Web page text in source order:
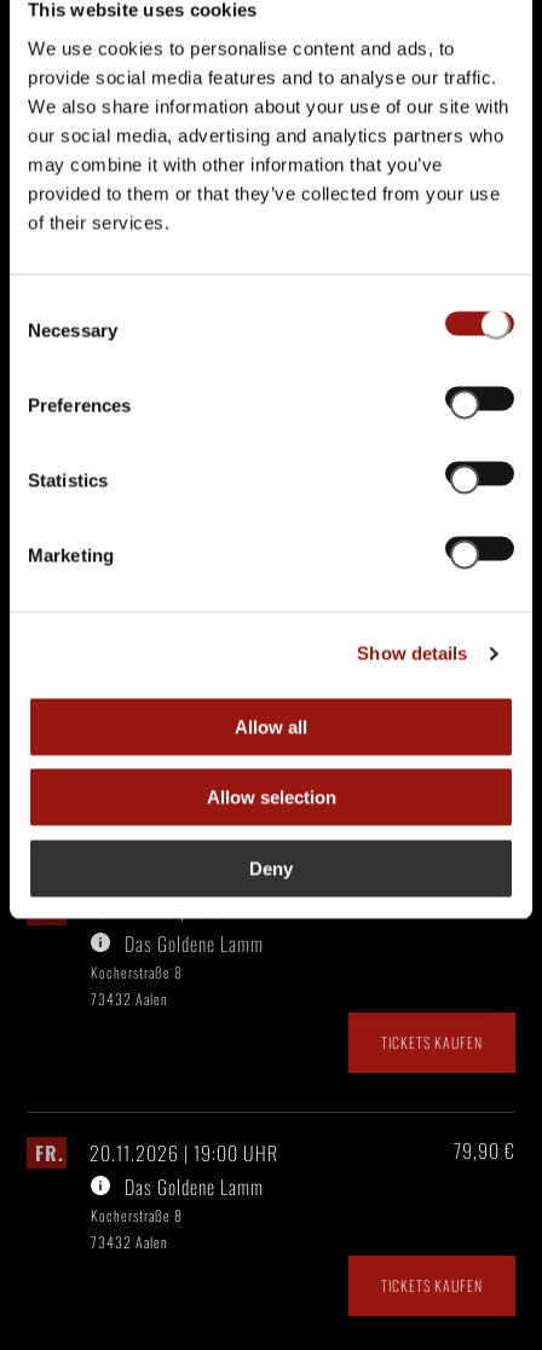
This website uses cookies
We use cookies to personalise content and ads, to
provide social media features and to analyse our traffic.
We also share information about your use of our site with
our social media, advertising and analytics partners who
may combine it with other information that you’ve
provided to them or that they’ve collected from your use
of their services.
Selection
Necessary
Preferences
Statistics
Marketing
Show details
Allow all
Allow selection
Deny
TICKETS KAUFEN
DO.
12.11.2026 | 19:00 UHR
Gasthof Adler
TICKETS KAUFEN
Alte Straße 3
79,90 €
TICKETS KAUFEN
Gasthof Adler
72160 Horb-Dettingen
79,90 €
Das Goldene Lamm
Kocherstraße 8
73432 Aalen
79,90 €
TICKETS KAUFEN
FR.
20.11.2026 | 19:00 UHR
Das Goldene Lamm
Kocherstraße 8
73432 Aalen
79,90 €
TICKETS KAUFEN